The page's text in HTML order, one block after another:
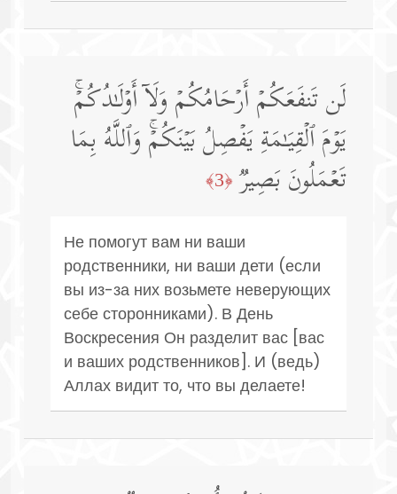
لَن تَنفَعَكُمۡ أَرۡحَامُكُمۡ وَلَاۤ أَوۡلَـٰدُكُمۡۚ
یَوۡمَ ٱلۡقِیَـٰمَةِ یَفۡصِلُ بَیۡنَكُمۡۚ وَٱللَّهُ بِمَا
تَعۡمَلُونَ بَصِیرࣱ ﴿3﴾
Не помогут вам ни ваши
родственники, ни ваши дети (если
вы из-за них возьмете неверующих
себе сторонниками). В День
Воскресения Он разделит вас [вас
и ваших родственников]. И (ведь)
Аллах видит то, что вы делаете!